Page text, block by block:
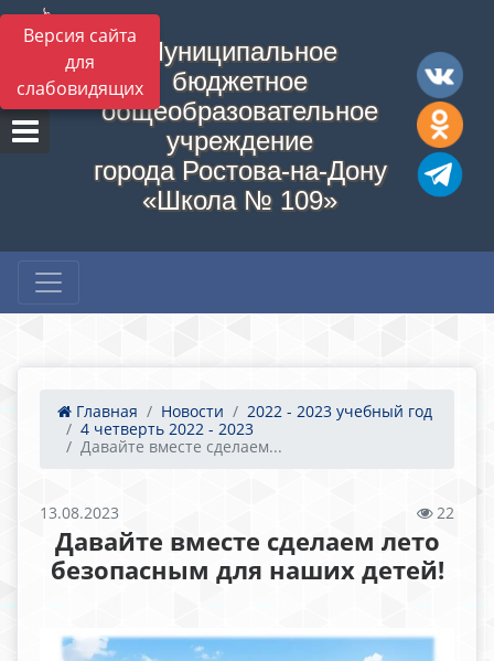
Версия сайта
для
слабовидящих
Муниципальное
бюджетное
общеобразовательное
учреждение
города Ростова-на-Дону
«Школа № 109»
Главная Новости
2022 - 2023 учебный год
4 четверть 2022 - 2023
Давайте вместе сделаем...
13.08.2023 22
Давайте вместе сделаем лето
безопасным для наших детей!